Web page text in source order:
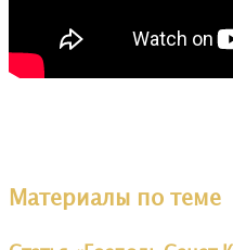
Материалы по теме